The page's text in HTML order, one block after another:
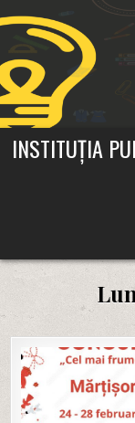
to
INSTITUȚIA